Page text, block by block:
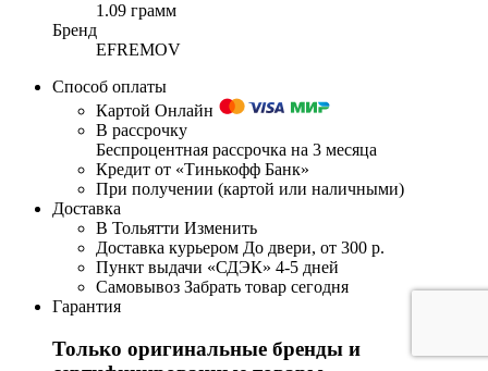
1.09 грамм
Бренд
EFREMOV
Способ оплаты
Картой Онлайн
В рассрочку
Беспроцентная рассрочка на 3 месяца
Кредит от «Тинькофф Банк»
При получении (картой или наличными)
Доставка
В Тольятти Изменить
Доставка курьером До двери, от 300 р.
Пункт выдачи «СДЭК» 4-5 дней
Самовывоз Забрать товар сегодня
Гарантия
Только оригинальные бренды и